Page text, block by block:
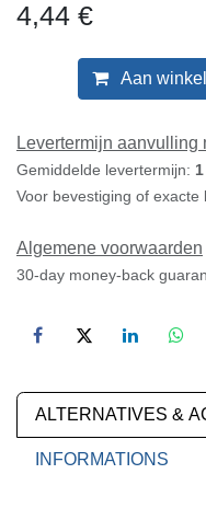
4,44 €
Aan
Levertermijn aanvulling
Gemiddelde levertermijn:
Voor bevestiging of exacte
Algemene voorwaarden
30-day money-back
ALTERNATIVES &
INFORMATIONS